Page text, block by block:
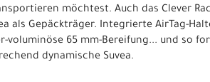
möchtest. Auch das Clever
als Gepäckträger. Integrierte AirTag-
voluminöse 65 mm-Bereifung... und so
dynamische Suvea.